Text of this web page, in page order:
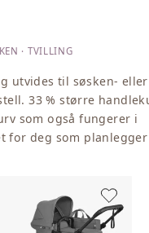
· TVILLING
utvides til søsken- eller
33 % større
som også fungerer i
for deg som planlegger